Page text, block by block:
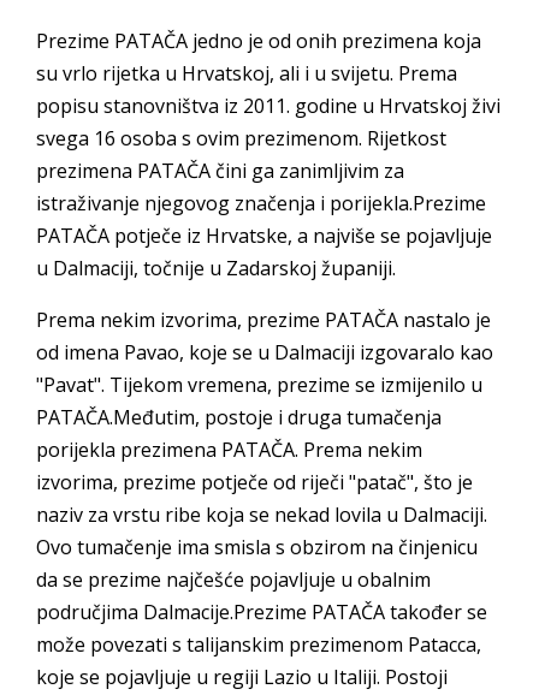
Prezime PATAČA jedno je od onih prezimena koja
su vrlo rijetka u Hrvatskoj, ali i u svijetu. Prema
popisu stanovništva iz 2011. godine u Hrvatskoj živi
svega 16 osoba s ovim prezimenom. Rijetkost
prezimena PATAČA čini ga zanimljivim za
istraživanje njegovog značenja i porijekla.Prezime
PATAČA potječe iz Hrvatske, a najviše se pojavljuje
u Dalmaciji, točnije u Zadarskoj županiji.
Prema nekim izvorima, prezime PATAČA nastalo je
od imena Pavao, koje se u Dalmaciji izgovaralo kao
"Pavat". Tijekom vremena, prezime se izmijenilo u
PATAČA.Međutim, postoje i druga tumačenja
porijekla prezimena PATAČA. Prema nekim
izvorima, prezime potječe od riječi "patač", što je
naziv za vrstu ribe koja se nekad lovila u Dalmaciji.
Ovo tumačenje ima smisla s obzirom na činjenicu
da se prezime najčešće pojavljuje u obalnim
područjima Dalmacije.Prezime PATAČA također se
može povezati s talijanskim prezimenom Patacca,
koje se pojavljuje u regiji Lazio u Italiji. Postoji